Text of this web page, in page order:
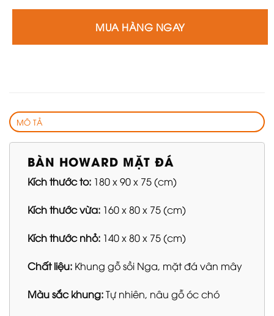
MUA HÀNG NGAY
MÔ TẢ
BÀN HOWARD MẶT ĐÁ
Kích thước to: 180 x 90 x 75 (cm)
Kích thước vừa: 160 x 80 x 75 (cm)
Kích thước nhỏ: 140 x 80 x 75 (cm)
Chất liệu: Khung gỗ sồi Nga, mặt đá vân mây
Màu sắc khung:Tự nhiên, nâu gỗ óc chó